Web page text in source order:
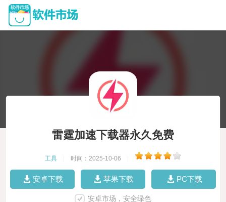
雷霆加速下载器永久免费
工具 时间：2025-10-06
安卓下载 苹果下载 PC下载
安卓市场，安全绿色